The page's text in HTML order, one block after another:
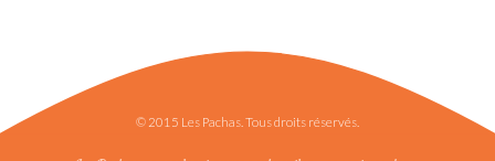
© 2015 Les Pachas. Tous droits réservés.